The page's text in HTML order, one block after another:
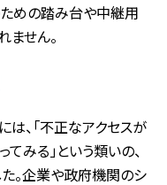
めの踏み台や中継用
ません。
は、「不正なアクセスが
みる」という類いの、
。企業や政府機関のシ